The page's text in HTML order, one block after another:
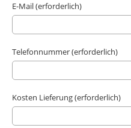
E-Mail (erforderlich)
Telefonnummer (erforderlich)
Kosten Lieferung (erforderlich)